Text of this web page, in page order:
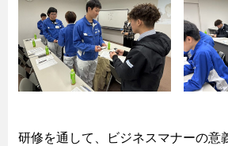
研修を通して、ビジネスマナーの意